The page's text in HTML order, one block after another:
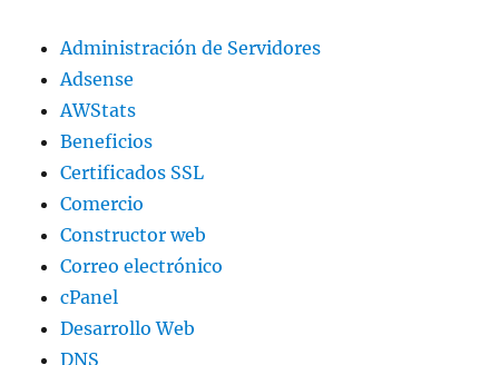
Administración de Servidores
Adsense
AWStats
Beneficios
Certificados SSL
Comercio
Constructor web
Correo electrónico
cPanel
Desarrollo Web
DNS